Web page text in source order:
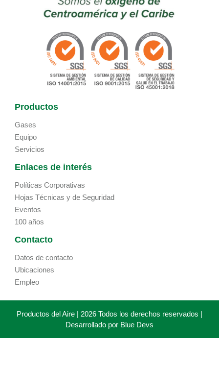
Productos
Gases
Equipo
Servicios
Enlaces de interés
Políticas Corporativas
Hojas Técnicas y de Seguridad
Eventos
100 años
Contacto
Datos de contacto
Ubicaciones
Empleo
Productos del Aire | 2026 Todos los derechos reservados |
Desarrollado por Blue Devs